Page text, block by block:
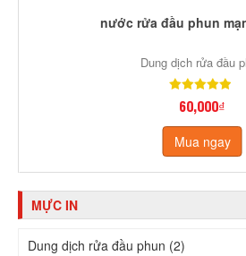
nước rửa đầu phun
Dung dịch rửa đầu
60,000₫
Mua ngay
MỰC IN
Dung dịch rửa đầu phun (2)